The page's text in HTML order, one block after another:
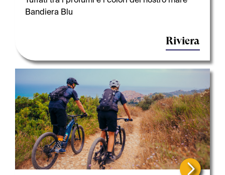
Bandiera Blu
Riviera